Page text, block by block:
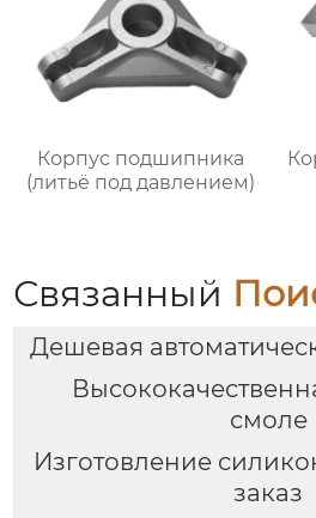
Корпус подшипника
(литьё под давлением)
Связанный
Дешевая
смоле
Изготовление
заказ